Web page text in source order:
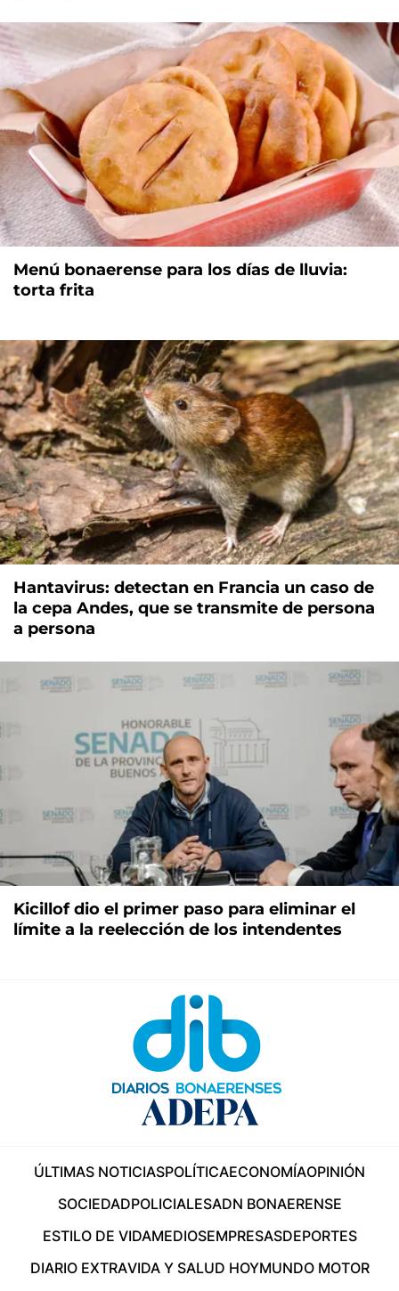
Menú bonaerense para los días de lluvia:
torta frita
Hantavirus: detectan en Francia un caso de
la cepa Andes, que se transmite de persona
a persona
Kicillof dio el primer paso para eliminar el
límite a la reelección de los intendentes
ÚLTIMAS NOTICIASPOLÍTICAECONOMÍAOPINIÓN
SOCIEDADPOLICIALESADN BONAERENSE
ESTILO DE VIDAMEDIOSEMPRESASDEPORTES
DIARIO EXTRAVIDA Y SALUD HOYMUNDO MOTOR